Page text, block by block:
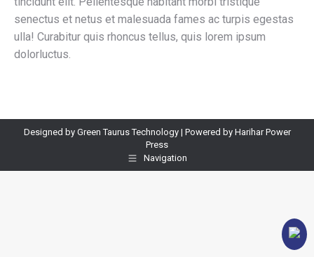
senectus et netus et malesuada fames ac turpis egestas
ulla! Curabitur quis rhoncus tellus, quis lorem ipsum
dolorluctus.
Designed by Green Taurus Technology | Powered by Harihar Power
Press
Navigation